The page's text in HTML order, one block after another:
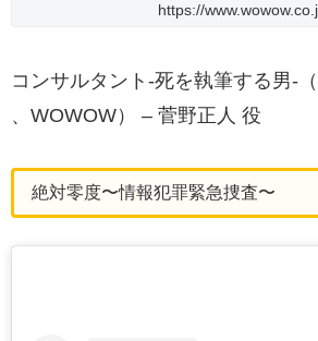
https://
コンサルタント-死を執筆する男-
、WOWOW） – 菅野正人 役
絶対零度〜情報犯罪緊急捜査〜